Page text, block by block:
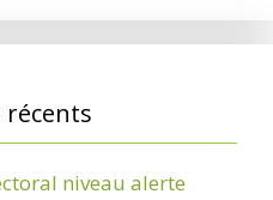
récents
niveau alerte